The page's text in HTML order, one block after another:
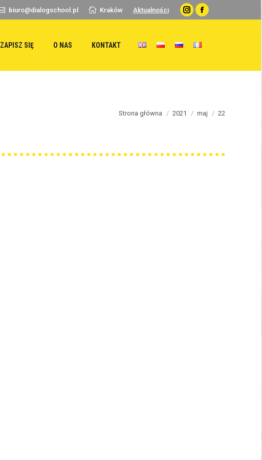
biuro@dialogschool.pl Kraków Aktualności
InstagramFacebook
ZAPISZ SIĘ O NAS KONTAKT
Strona główna 2021 maj 22